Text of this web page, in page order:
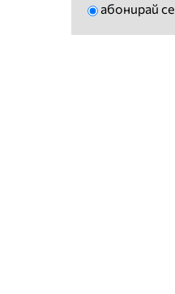
абонирай се